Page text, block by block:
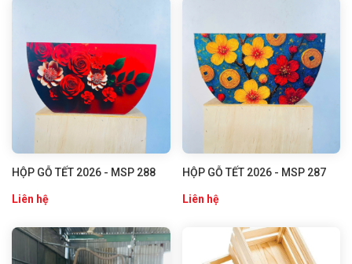
HỘP GỖ TẾT 2026 - MSP 288
Liên hệ
HỘP GỖ TẾT 2026 - MSP 287
Liên hệ